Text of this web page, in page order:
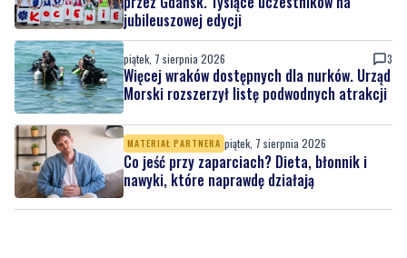
jubileuszowej edycji
piątek, 7 sierpnia 2026 3
Więcej wraków dostępnych dla nurków. Urząd
Morski rozszerzył listę podwodnych atrakcji
MATERIAŁ PARTNERA piątek, 7 sierpnia 2026
Co jeść przy zaparciach? Dieta, błonnik i
nawyki, które naprawdę działają